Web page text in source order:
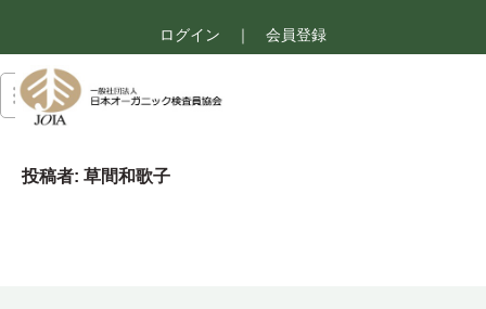
ログイン ｜ 会員登録
投稿者: 草間和歌子